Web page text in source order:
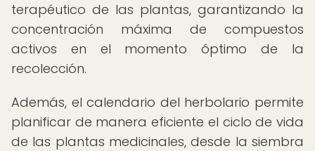
terapéutico de las plantas, garantizando la
concentración máxima de compuestos
activos en el momento óptimo de la
recolección.
Además, el calendario del herbolario permite
planificar de manera eficiente el ciclo de vida
de las plantas medicinales, desde la siembra